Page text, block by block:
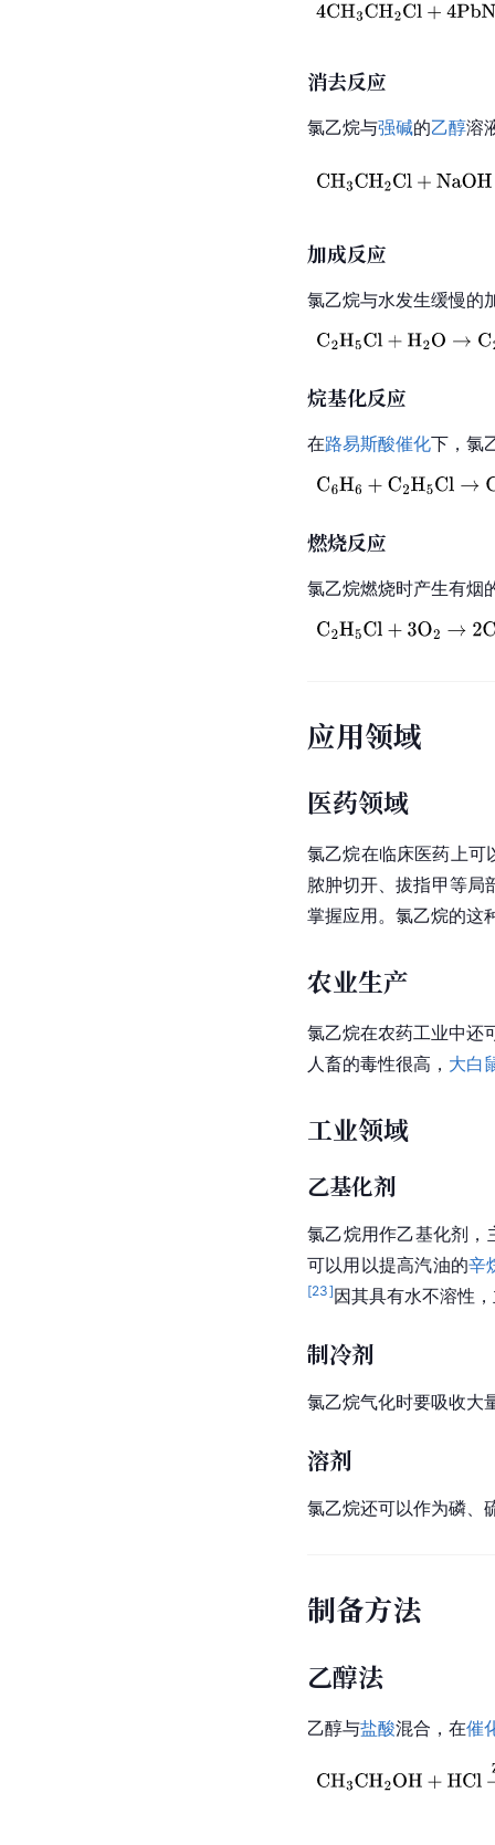
消去反应
氯乙烷与强碱的乙醇溶
加成反应
氯乙烷与水发生缓慢的
烷基化反应
在路易斯酸催化下，氯
燃烧反应
氯乙烷燃烧时产生有烟
应用领域
医药领域
氯乙烷在临床医药上
脓肿切开、拔指甲等局
掌握应用。氯乙烷的这
农业生产
氯乙烷在农药工业中还
人畜的毒性很高， 大白
工业领域
乙基化剂
氯乙烷用作乙基化剂，
可以用以提高汽油的辛
[23]因其具有水不溶性
制冷剂
氯乙烷气化时要吸收大
溶剂
氯乙烷还可以作为磷、
制备方法
乙醇法
乙醇与盐酸混合，在催